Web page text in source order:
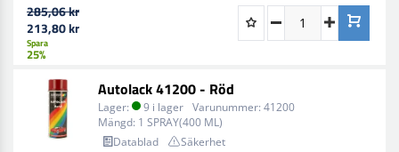
285,06 kr
213,80 kr
Spara
25%
Autolack 41200 - Röd
Lager: 9 i lager Varunummer: 41200
Mängd: 1 SPRAY(400 ML)
Datablad
Säkerhet